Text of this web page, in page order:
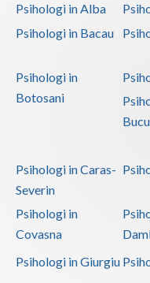
Psihologi in Alba
Psihologi in Bacau
Psihologi in
Botosani
Psihologi in Caras-
Severin
Psihologi in
Covasna
Psihologi in Giurgiu